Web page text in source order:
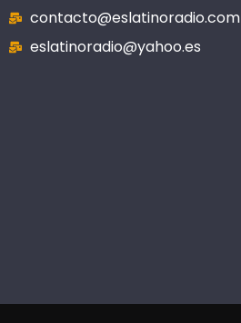
contacto@eslatinoradio.com
eslatinoradio@yahoo.es